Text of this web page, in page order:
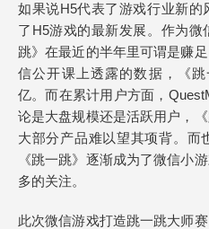
如果说H5代表了游戏行业新
了H5游戏的最新发展。作为
跳》在最近的半年里可谓是赚
信公开课上透露的数据，《
亿。而在累计用户方面，
论是大盘规模还是活跃用户，
大部分产品难以望其项背。而
《跳一跳》逐渐成为了微信小
多的关注。
此次微信游戏打造跳一跳大师